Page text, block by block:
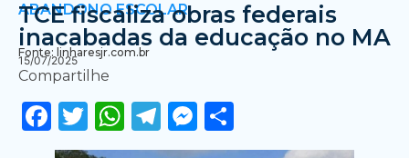
ABANDONO ESCOLAR
TCE fiscaliza obras federais
inacabadas da educação no MA
Fonte: linharesjr.com.br
15/07/2025
Compartilhe
Facebook
Twitter
WhatsApp
Telegram
Messenger